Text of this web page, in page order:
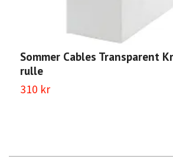
Sommer Cables Transparent
rulle
310 kr